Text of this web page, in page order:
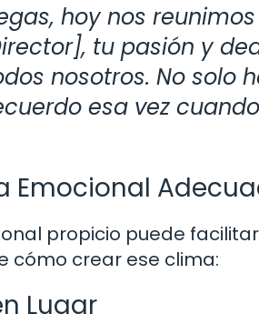
hoy nos
tu pasión y
nosotros. No solo
esa vez
Emocional
propicio puede
cómo crear ese clima:
Lugar